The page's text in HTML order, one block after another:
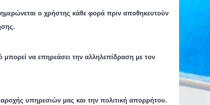
ο χρήστης κάθε φορά πριν αποθηκευτούν
να επηρεάσει την αλληλεπίδραση με τον
υπηρεσιών μας και την πολιτική απορρήτου.